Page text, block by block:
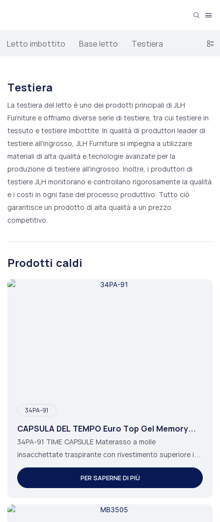
Letto imbottito Base letto Testiera
Testiera
La testiera del letto è uno dei prodotti principali di JLH
Furniture e offriamo diverse serie di testiere, tra cui testiere in
tessuto e testiere imbottite. In qualità di produttori leader di
testiere all'ingrosso, JLH Furniture si impegna a utilizzare
materiali di alta qualità e tecnologie avanzate per la
produzione di testiere all'ingrosso. Inoltre, i produttori di
testiere JLH monitorano e controllano rigorosamente la qualità
e i costi in ogni fase del processo produttivo. Tutto ciò
garantisce un prodotto di alta qualità a un prezzo
competitivo.
Prodotti caldi
34PA-91
CAPSULA DEL TEMPO Euro Top Gel Memory
Foam
34PA-91 TIME CAPSULE Materasso a molle
insacchettate traspirante con rivestimento superiore in
gel e strato superiore Euro Top.
PER SAPERNE DI PIÙ